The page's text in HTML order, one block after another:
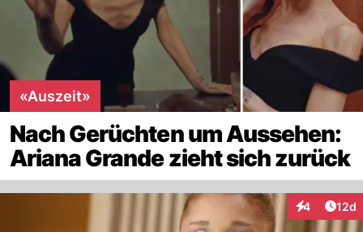
«Auszeit»
Nach Gerüchten um Aussehen:
Ariana Grande zieht sich zurück
4
Interaktionen
12d